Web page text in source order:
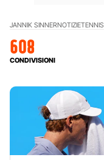
JANNIK SINNERNOTIZIETENNIS
608
CONDIVISIONI